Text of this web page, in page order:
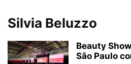
Silvia Beluzzo
Beauty
São Paulo